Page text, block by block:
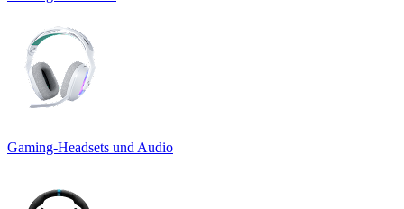
Gaming-Headsets und Audio